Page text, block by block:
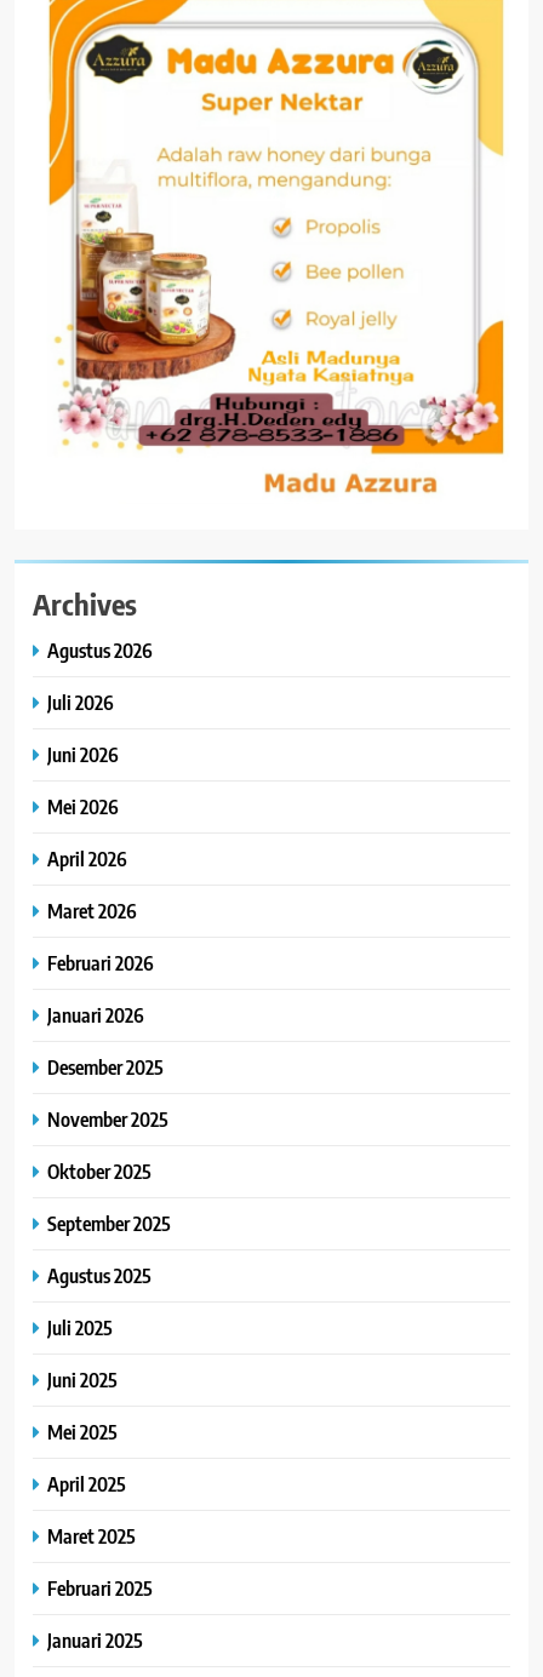
Archives
Agustus 2026
Juli 2026
Juni 2026
Mei 2026
April 2026
Maret 2026
Februari 2026
Januari 2026
Desember 2025
November 2025
Oktober 2025
September 2025
Agustus 2025
Juli 2025
Juni 2025
Mei 2025
April 2025
Maret 2025
Februari 2025
Januari 2025